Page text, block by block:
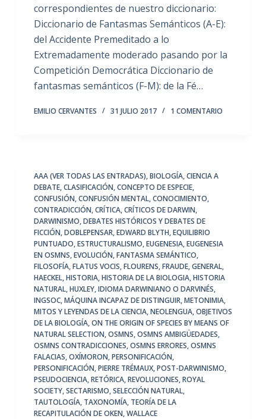
correspondientes de nuestro diccionario:
Diccionario de Fantasmas Semánticos (A-E):
del Accidente Premeditado a lo
Extremadamente moderado pasando por la
Competición Democrática Diccionario de
fantasmas semánticos (F-M): de la Fé…
EMILIO CERVANTES 31 JULIO 2017 1 COMENTARIO
AAA (VER TODAS LAS ENTRADAS),BIOLOGÍA,CIENCIA A
DEBATE,CLASIFICACIÓN,CONCEPTO DE ESPECIE,
CONFUSIÓN,CONFUSIÓN MENTAL,CONOCIMIENTO,
CONTRADICCIÓN,CRÍTICA,CRÍTICOS DE DARWIN,
DARWINISMO,DEBATES HISTÓRICOS Y DEBATES DE
FICCIÓN,DOBLEPENSAR,EDWARD BLYTH,EQUILIBRIO
PUNTUADO,ESTRUCTURALISMO,EUGENESIA,EUGENESIA
EN OSMNS,EVOLUCIÓN,FANTASMA SEMÁNTICO,
FILOSOFÍA,FLATUS VOCIS,FLOURENS,FRAUDE,GENERAL,
HAECKEL,HISTORIA,HISTORIA DE LA BIOLOGIA,HISTORIA
NATURAL,HUXLEY,IDIOMA DARWINIANO O DARVINÉS,
INGSOC,MÁQUINA INCAPAZ DE DISTINGUIR,METONIMIA,
MITOS Y LEYENDAS DE LA CIENCIA,NEOLENGUA,OBJETIVOS
DE LA BIOLOGÍA,ON THE ORIGIN OF SPECIES BY MEANS OF
NATURAL SELECTION,OSMNS,OSMNS AMBIGÜEDADES,
OSMNS CONTRADICCIONES,OSMNS ERRORES,OSMNS
FALACIAS,OXÍMORON,PERSONIFICACIÓN,
PERSONIFICACIÓN,PIERRE TRÉMAUX,POST-DARWINISMO,
PSEUDOCIENCIA,RETÓRICA,REVOLUCIONES,ROYAL
SOCIETY,SECTARISMO,SELECCIÓN NATURAL,
TAUTOLOGÍA, TAXONOMÍA, TEORÍA DE LA
RECAPITULACIÓN DE OKEN,WALLACE